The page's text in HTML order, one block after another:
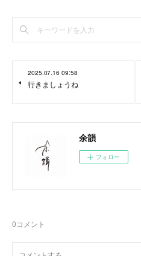
2025.07.16 09:58
行きましょうね
余韻
フォロー
0コメント